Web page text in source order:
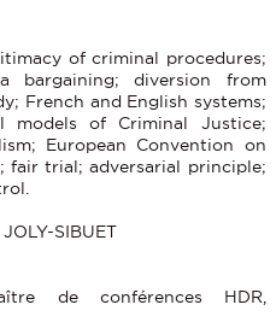
of criminal procedures;
bargaining; diversion from
French and English systems;
models of Criminal Justice;
European Convention on
fair trial; adversarial principle;
SIBUET
de conférences HDR,